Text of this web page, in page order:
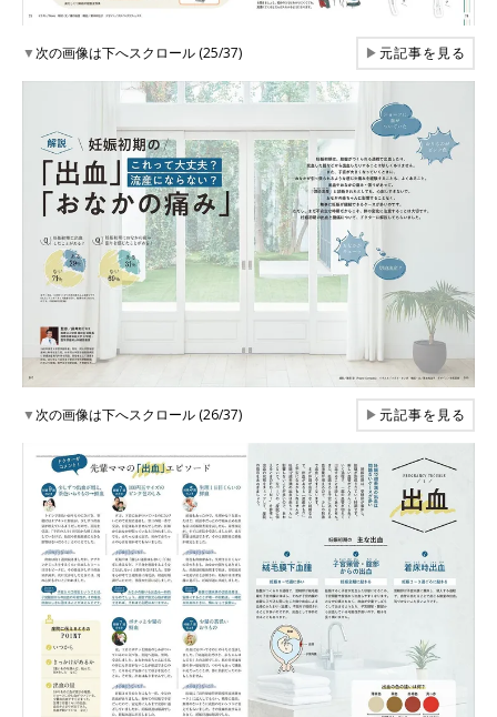
▼次の画像は下へスクロール (25/37) ▶元記事を見る
▼次の画像は下へスクロール (26/37) ▶元記事を見る